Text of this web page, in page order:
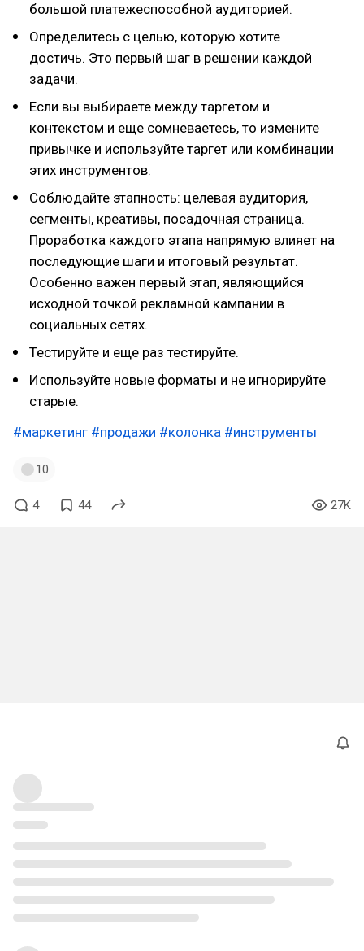
большой платежеспособной аудиторией.
Определитесь с целью, которую хотите
достичь. Это первый шаг в решении каждой
задачи.
Если вы выбираете между таргетом и
контекстом и еще сомневаетесь, то измените
привычке и используйте таргет или комбинации
этих инструментов.
Соблюдайте этапность: целевая аудитория,
сегменты, креативы, посадочная страница.
Проработка каждого этапа напрямую влияет на
последующие шаги и итоговый результат.
Особенно важен первый этап, являющийся
исходной точкой рекламной кампании в
социальных сетях.
Тестируйте и еще раз тестируйте.
Используйте новые форматы и не игнорируйте
старые.
#маркетинг #продажи #колонка #инструменты
10
4 44 27K